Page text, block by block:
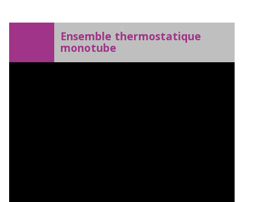
Ensemble thermostatique
monotube